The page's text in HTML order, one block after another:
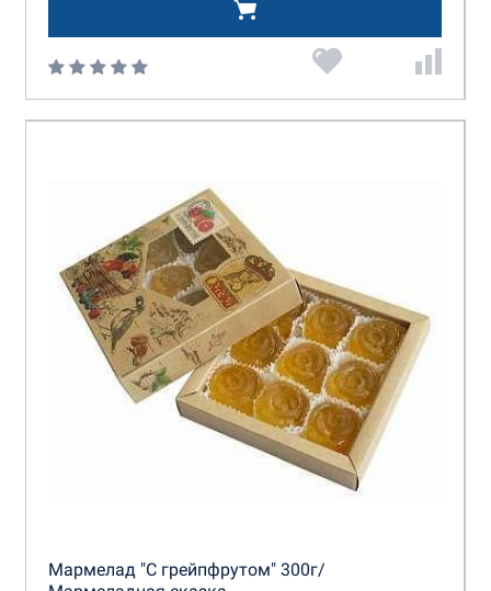
Мармелад "С грейпфрутом" 300г/